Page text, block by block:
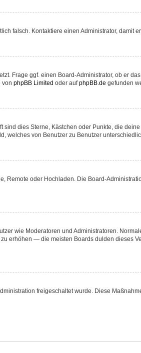
falsch. Kontaktiere einen Administrator, damit
Frage ggf. einen Board-Administrator, ob er
von phpBB Limited oder aufphpBB.de gefunden
dies Sterne, Kästchen oder Punkte, die
welches von Benutzer zu Benutzer
Remote oder Hochladen. Die Board-
wie Moderatoren und Administratoren.
erhöhen — die meisten Boards dulden dieses
freigeschaltet wurde. Diese